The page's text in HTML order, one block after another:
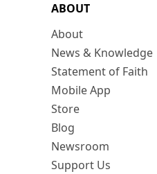
ABOUT
About
News & Knowledge
Statement of Faith
Mobile App
Store
Blog
Newsroom
Support Us